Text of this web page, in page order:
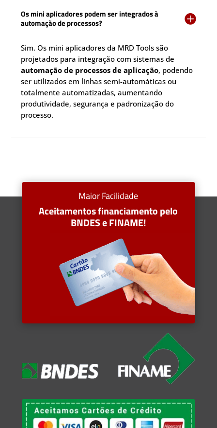
Os mini aplicadores podem ser integrados à
automação de processos?

Sim. Os mini aplicadores da MRD Tools são
projetados para integração com sistemas de
automação de processos de aplicação, podendo
ser utilizados em linhas semi-automáticas ou
totalmente automatizadas, aumentando
produtividade, segurança e padronização do
processo.
Maior Facilidade
Aceitamentos financiamento pelo
BNDES e FINAME!